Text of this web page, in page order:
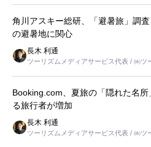
角川アスキー総研、「避暑旅」調
の避暑地に関心
長木 利通
ツーリズムメディアサービス代表 / ㈱ツ
Booking.com、夏旅の「隠れた名
る旅行者が増加
長木 利通
ツーリズムメディアサービス代表 / ㈱ツ